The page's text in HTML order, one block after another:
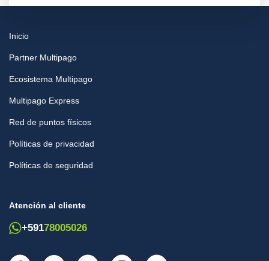
Inicio
Partner Multipago
Ecosistema Multipago
Multipago Express
Red de puntos físicos
Políticas de privacidad
Políticas de seguridad
Atención al cliente
+59178005026